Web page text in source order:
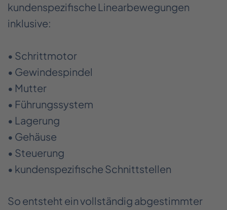
kundenspezifische Linearbewegungen
inklusive:
• Schrittmotor
• Gewindespindel
• Mutter
• Führungssystem
• Lagerung
• Gehäuse
• Steuerung
• kundenspezifische Schnittstellen
So entsteht ein vollständig abgestimmter